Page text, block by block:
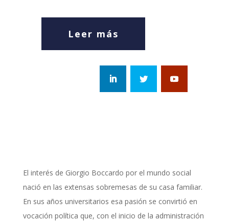
Leer más
El interés de Giorgio Boccardo por el mundo social
nació en las extensas sobremesas de su casa familiar.
En sus años universitarios esa pasión se convirtió en
vocación política que, con el inicio de la administración